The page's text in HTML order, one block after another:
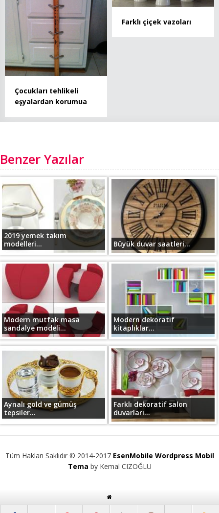
Çocukları tehlikeli
eşyalardan korumua
Farklı çiçek vazoları
Benzer Yazılar
2019 yemek takım
modelleri...
Büyük duvar saatleri...
Modern mutfak masa
sandalye modeli...
Modern dekoratif
kitaplıklar...
Aynalı gold ve gümüş
tepsiler...
Farklı dekoratif salon
duvarları...
Tüm Hakları Saklıdır © 2014-2017 EsenMobile Wordpress Mobil
Tema by Kemal CIZOĞLU